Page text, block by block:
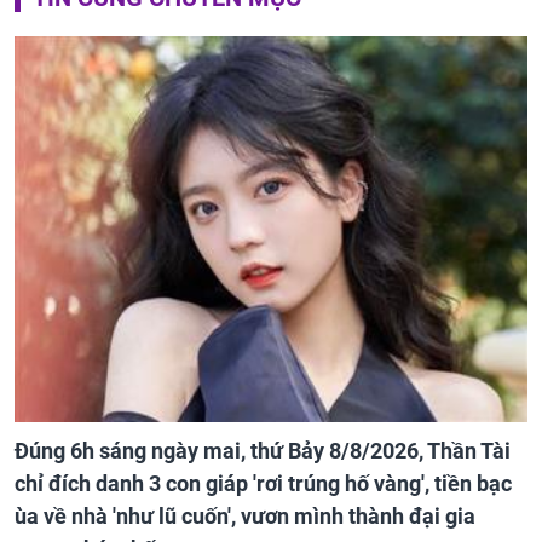
Đúng 6h sáng ngày mai, thứ Bảy 8/8/2026, Thần Tài
chỉ đích danh 3 con giáp 'rơi trúng hố vàng', tiền bạc
ùa về nhà 'như lũ cuốn', vươn mình thành đại gia